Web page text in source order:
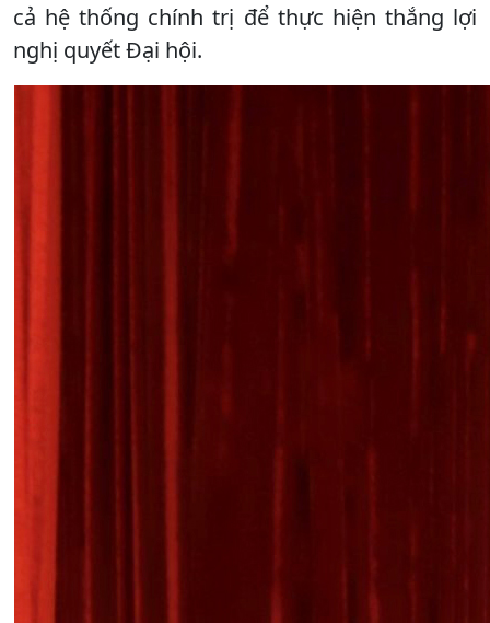
cả hệ thống chính trị để thực hiện thắng lợi
nghị quyết Đại hội.